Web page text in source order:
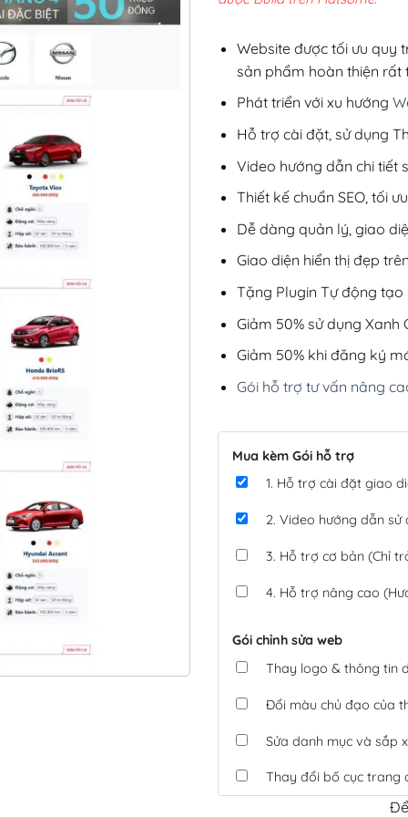
Website được tối ưu quy
sản phẩm hoàn thiện rất
Phát triển với xu hướng
Hỗ trợ cài đặt, sử dụng
Video hướng dẫn chi tiết
Thiết kế chuẩn SEO, tối
Dễ dàng quản lý, giao
Giao diện hiển thị đẹp
Tặng Plugin Tự động tạo
Giảm 50% sử dụng Xanh
Giảm 50% khi đăng ký
Gói hỗ trợ tư vấn nâng
Mua kèm Gói hỗ trợ
1. Hỗ trợ cài đặt giao
2. Video hướng dẫn
3. Hỗ trợ cơ bản (Chỉ
4. Hỗ trợ nâng cao
Gói chỉnh sửa web
Thay logo & thông tin
Đổi màu chủ đạo của
Sửa danh mục và sắp
Thay đổi bố cục trang
Tích hợp thanh toán